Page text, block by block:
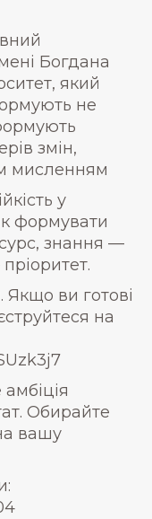
Богдана
який
не
змін,
мисленням
у
формувати
знання —
ви готові
на
Обирайте
вашу